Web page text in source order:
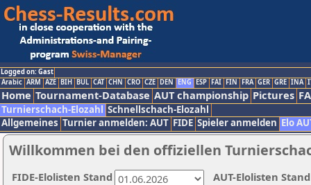
Logged on: Gast
Arabic ARM AZE BIH BUL CAT CHN CRO CZE DEN ENG ESP FAI FIN FRA GER GRE INA
Home Tournament-Database AUT championship Pictures
Turnierschach-Elozahl Schnellschach-Elozahl
Allgemeines Turnier anmelden: AUT FIDE Spieler anmelden Elo
Willkommen bei den offiziellen
AUT-Elolisten
FIDE-Elolisten Stand